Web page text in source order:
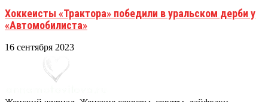
Хоккеисты «Трактора» победили в уральском дерби у
«Автомобилиста»
16 сентября 2023